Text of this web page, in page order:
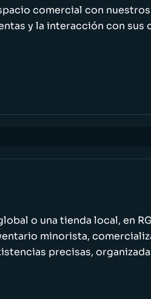
comercial con
y la interacción con sus
o una tienda local, en
minorista,
precisas,